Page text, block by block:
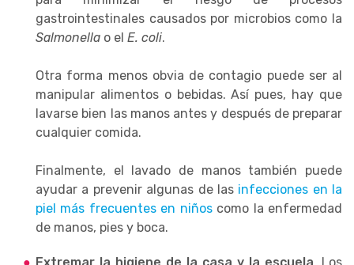
gastrointestinales causados por microbios como la
Salmonella o el E. coli.
Otra forma menos obvia de contagio puede ser al
manipular alimentos o bebidas. Así pues, hay que
lavarse bien las manos antes y después de preparar
cualquier comida.
Finalmente, el lavado de manos también puede
ayudar a prevenir algunas de las infecciones en la
piel más frecuentes en niñoscomo la enfermedad
de manos, pies y boca.
Extremar la higiene de la casa y la escuela. Los